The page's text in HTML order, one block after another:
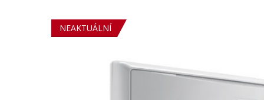
NEAKTUÁLNÍ